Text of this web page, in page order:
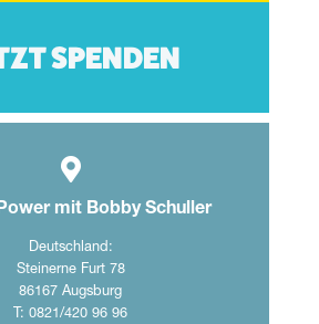
SPENDEN

mit Bobby Schuller
Deutschland:
Steinerne Furt 78
86167 Augsburg
T: 0821/420 96 96